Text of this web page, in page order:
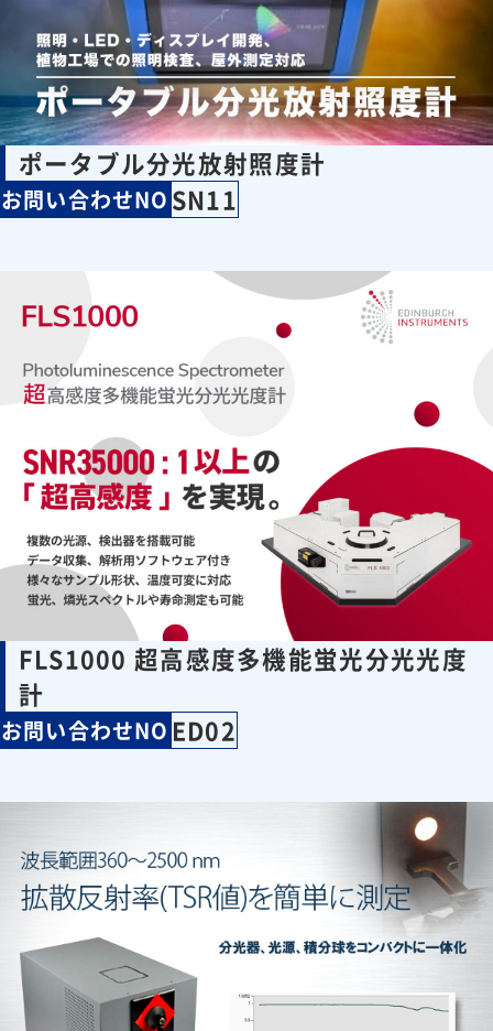
ポータブル分光放射照度計
お問い合わせNO SN11
FLS1000 超高感度多機能蛍光分光光度
計
お問い合わせNO ED02